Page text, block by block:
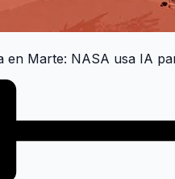
en Marte: NASA usa IA